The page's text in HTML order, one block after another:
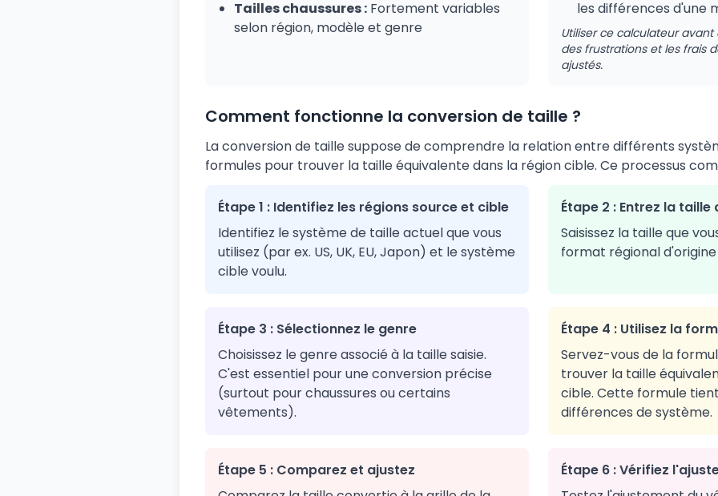
Tailles chaussures : Fortement variables
selon région, modèle et genre
les différences d'une
Utiliser ce calculateur
des frustrations et les frais
ajustés.
Comment fonctionne la conversion de taille ?
La conversion de taille suppose de comprendre la relation entre différents
formules pour trouver la taille équivalente dans la région cible. Ce processus
Étape 1 : Identifiez les régions source et cible
Identifiez le système de taille actuel que vous
utilisez (par ex. US, UK, EU, Japon) et le système
cible voulu.
Étape 2 : Entrez la taille
Saisissez la taille que
format régional d'origine
Étape 3 : Sélectionnez le genre
Choisissez le genre associé à la taille saisie.
C'est essentiel pour une conversion précise
(surtout pour chaussures ou certains
vêtements).
Étape 4 : Utilisez la
Servez-vous de la
trouver la taille
cible. Cette formule
différences de système.
Étape 5 : Comparez et ajustez
Étape 6 : Vérifiez